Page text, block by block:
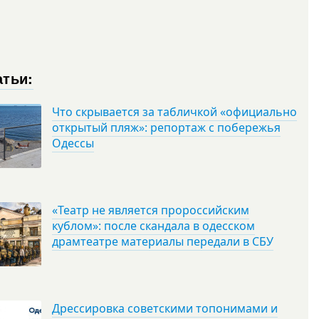
Что скрывается за табличкой «официально
открытый пляж»: репортаж с побережья
Одессы
«Театр не является пророссийским
кублом»: после скандала в одесском
драмтеатре материалы передали в СБУ
Дрессировка советскими топонимами и